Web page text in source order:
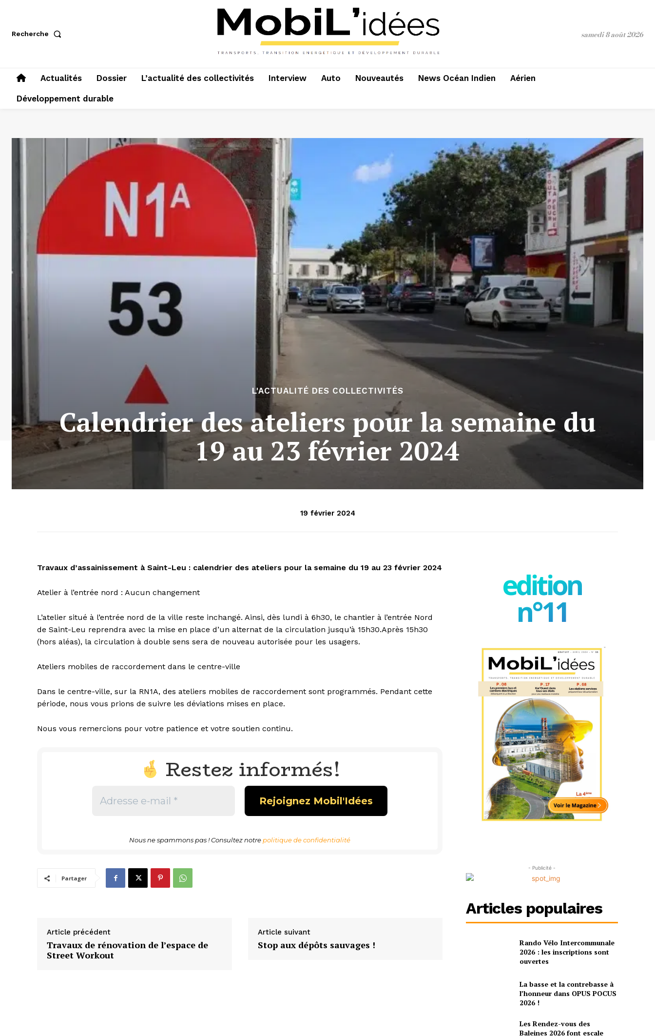
Recherche samedi 8 août 2026
Actualités Dossier L’actualité des collectivités Interview Auto Nouveautés News Océan Indien Aérien
Développement durable
L'ACTUALITÉ DES COLLECTIVITÉS
Calendrier des ateliers pour la semaine du
19 au 23 février 2024
19 février 2024
Travaux d’assainissement à Saint-Leu : calendrier des ateliers pour la semaine du 19 au 23 février 2024
Atelier à l’entrée nord : Aucun changement
L’atelier situé à l’entrée nord de la ville reste inchangé. Ainsi, dès lundi à 6h30, le chantier à l’entrée Nord
de Saint-Leu reprendra avec la mise en place d’un alternat de la circulation jusqu’à 15h30.Après 15h30
(hors aléas), la circulation à double sens sera de nouveau autorisée pour les usagers.
Ateliers mobiles de raccordement dans le centre-ville
Dans le centre-ville, sur la RN1A, des ateliers mobiles de raccordement sont programmés. Pendant cette
période, nous vous prions de suivre les déviations mises en place.
Nous vous remercions pour votre patience et votre soutien continu.
Restez informés!
Nous ne spammons pas ! Consultez notre politique de confidentialité
Partager
Article précédent
Travaux de rénovation de l’espace de
Street Workout
Article suivant
Stop aux dépôts sauvages !
edition
n°11
- Publicité -
Articles populaires
Rando Vélo Intercommunale
2026 : les inscriptions sont
ouvertes
La basse et la contrebasse à
l’honneur dans OPUS POCUS
2026 !
Les Rendez-vous des
Baleines 2026 font escale